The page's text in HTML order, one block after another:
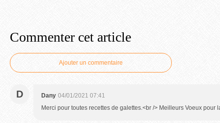
Commenter cet article
Ajouter un commentaire
D Dany 04/01/2021 07:41
Merci pour toutes recettes de galettes.<br /> Meilleurs Voeux pour